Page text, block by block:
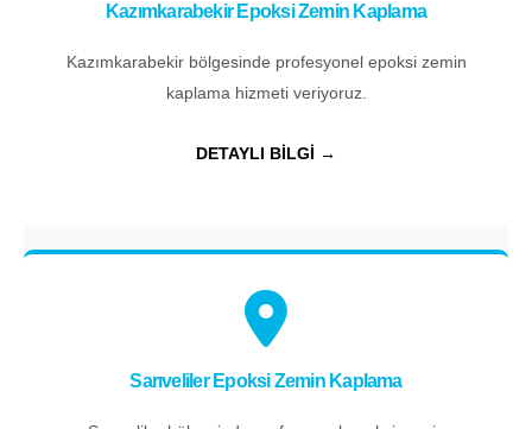
Kazımkarabekir Epoksi Zemin Kaplama
Kazımkarabekir bölgesinde profesyonel epoksi zemin
kaplama hizmeti veriyoruz.
DETAYLI BİLGİ →
Sarıveliler Epoksi Zemin Kaplama